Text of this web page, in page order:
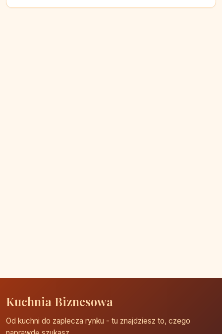
Kuchnia Biznesowa
Od kuchni do zaplecza rynku - tu znajdziesz to, czego